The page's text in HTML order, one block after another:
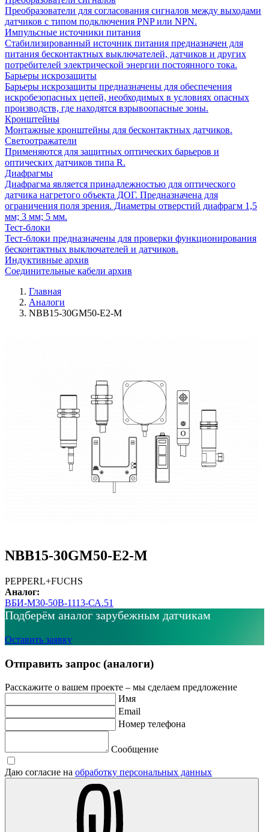
Преобразователи для согласования сигналов между выходами
датчиков с типом подключения PNP или NPN.
Импульсные источники питания
Стабилизированный источник питания предназначен для
питания бесконтактных выключателей, датчиков и других
потребителей электрической энергии постоянного тока.
Барьеры искрозащиты
Барьеры искрозащиты предназначены для обеспечения
искробезопасных цепей, необходимых в условиях опасных
производств, где находятся взрывоопасные зоны.
Кронштейны
Монтажные кронштейны для бесконтактных датчиков.
Светоотражатели
Применяются для защитных оптических барьеров и
оптических датчиков типа R.
Диафрагмы
Диафрагма является принадлежностью для оптического
датчика нагретого объекта ДОГ. Предназначена для
ограничения поля зрения. Диаметры отверстий диафрагм 1,5
мм; 3 мм; 5 мм.
Тест-блоки
Тест-блоки предназначены для проверки функционирования
бесконтактных выключателей и датчиков.
Индуктивные архив
Соединительные кабели архив
Главная
Аналоги
NBB15-30GM50-E2-M
NBB15-30GM50-E2-M
PEPPERL+FUCHS
Аналог:
ВБИ-М30-50В-1113-СА.51
Подберём аналог зарубежным датчикам
Оставить заявку
Отправить запрос (аналоги)
Расскажите о вашем проекте – мы сделаем предложение
Имя
Email
Номер телефона
Сообщение
Даю согласие на обработку персональных данных